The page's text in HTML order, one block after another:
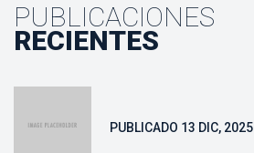
PUBLICACIONES
RECIENTES
PUBLICADO 13 DIC, 2025